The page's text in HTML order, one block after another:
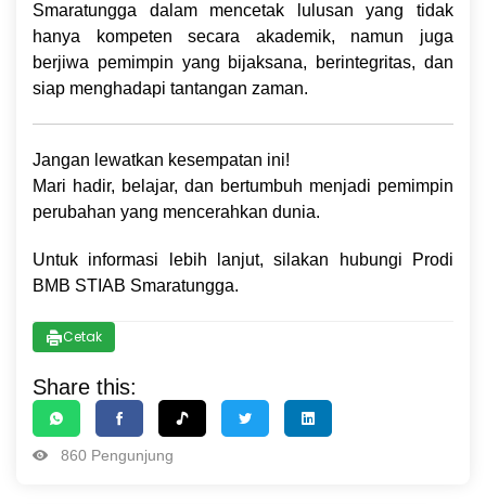
Smaratungga dalam mencetak lulusan yang tidak
hanya kompeten secara akademik, namun juga
berjiwa pemimpin yang bijaksana, berintegritas, dan
siap menghadapi tantangan zaman.
Jangan lewatkan kesempatan ini!
Mari hadir, belajar, dan bertumbuh menjadi pemimpin
perubahan yang mencerahkan dunia.
Untuk informasi lebih lanjut, silakan hubungi Prodi
BMB STIAB Smaratungga.
Cetak
Share this:
860 Pengunjung